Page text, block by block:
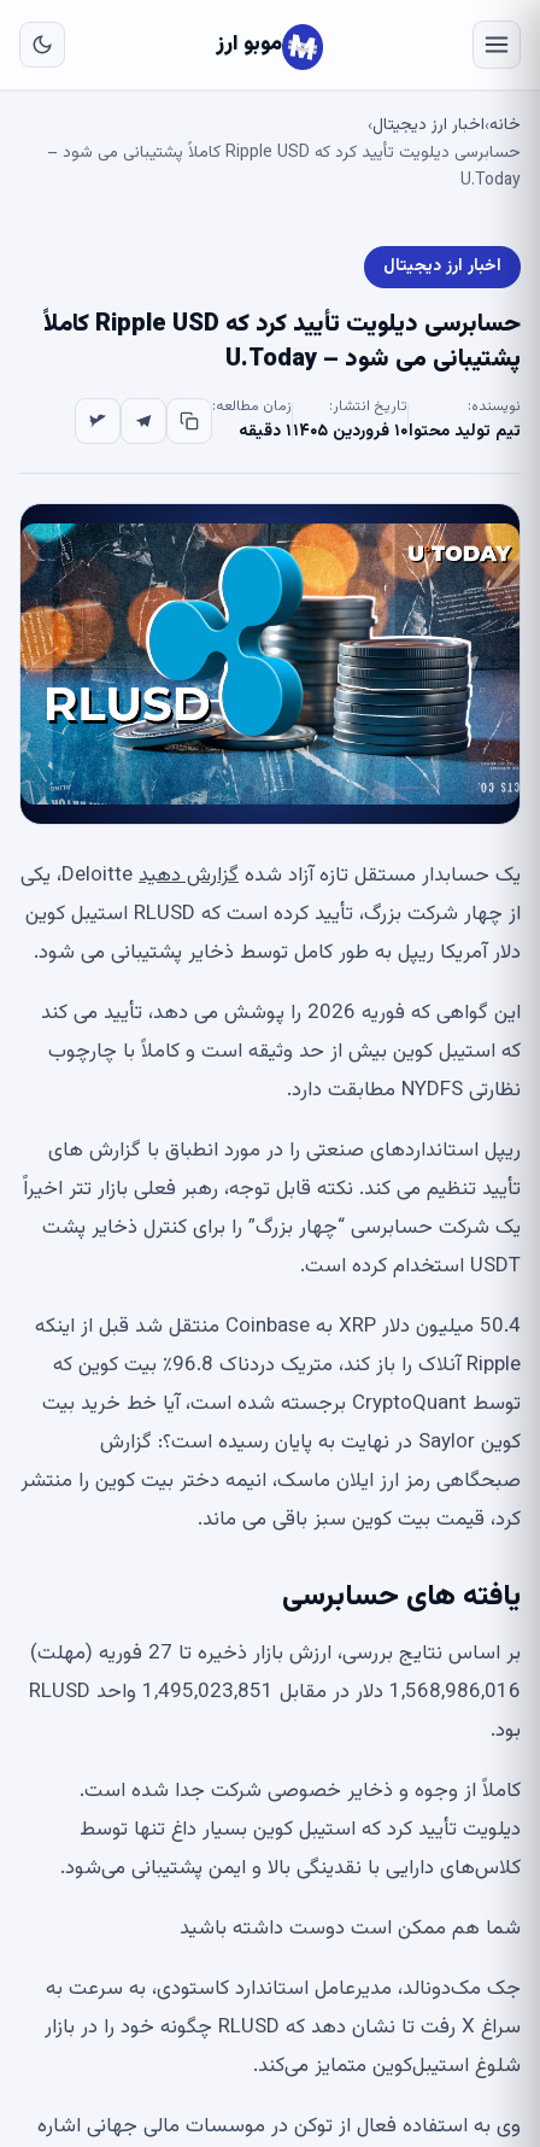
موبو ارز
خانه›اخبار ارز دیجیتال›
حسابرسی دیلویت تأیید کرد که Ripple USD کاملاً پشتیبانی می شود –
U.Today
اخبار ارز دیجیتال
حسابرسی دیلویت تأیید کرد که Ripple USD کاملاً
پشتیبانی می شود – U.Today
نویسنده:
تیم تولید محتوا
تاریخ انتشار:
۱۰ فروردین ۱۴۰۵
زمان مطالعه:
۱ دقیقه
یک حسابدار مستقل تازه آزاد شدهگزارش دهید
Deloitte، یکی
از چهار شرکت بزرگ، تأیید کرده است که RLUSD استیبل کوین
دلار آمریکا ریپل به طور کامل توسط ذخایر پشتیبانی می شود.
این گواهی که فوریه 2026 را پوشش می دهد، تأیید می کند
که استیبل کوین بیش از حد وثیقه است و کاملاً با چارچوب
نظارتی NYDFS مطابقت دارد.
ریپل استانداردهای صنعتی را در مورد انطباق با گزارش های
تأیید تنظیم می کند. نکته قابل توجه، رهبر فعلی بازار تتر اخیراً
یک شرکت حسابرسی “چهار بزرگ” را برای کنترل ذخایر پشت
USDT استخدام کرده است.
50.4 میلیون دلار XRP به Coinbase منتقل شد قبل از اینکه
Ripple آنلاک را باز کند، متریک دردناک 96.8٪ بیت کوین که
توسط CryptoQuant برجسته شده است، آیا خط خرید بیت
کوین Saylor در نهایت به پایان رسیده است؟: گزارش
صبحگاهی رمز ارز ایلان ماسک، انیمه دختر بیت کوین را منتشر
کرد، قیمت بیت کوین سبز باقی می ماند.
یافته های حسابرسی
بر اساس نتایج بررسی، ارزش بازار ذخیره تا 27 فوریه (مهلت)
1,568,986,016 دلار در مقابل 1,495,023,851 واحد RLUSD
بود.
کاملاً از وجوه و ذخایر خصوصی شرکت جدا شده است.
دیلویت تأیید کرد که استیبل کوین بسیار داغ تنها توسط
کلاس‌های دارایی با نقدینگی بالا و ایمن پشتیبانی می‌شود.
شما هم ممکن است دوست داشته باشید
جک مک‌دونالد، مدیرعامل استاندارد کاستودی، به سرعت به
سراغ X رفت تا نشان دهد که RLUSD چگونه خود را در بازار
شلوغ استیبل‌کوین متمایز می‌کند.
وی به استفاده فعال از توکن در موسسات مالی جهانی اشاره